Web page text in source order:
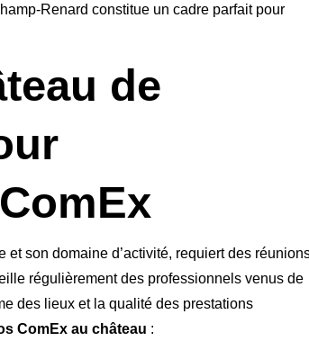
Renard constitue un cadre parfait pour
de
et son domaine d’activité, requiert des
régulièrement des professionnels venus de
des lieux et la qualité des prestations
ComEx au château :